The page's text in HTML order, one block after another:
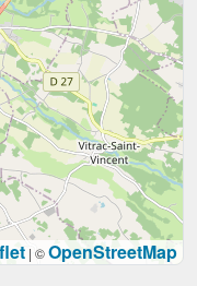
| ©OpenStreetMap